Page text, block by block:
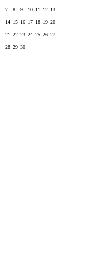
7 8 9 10 11 12 13
14 15 16 17 18 19 20
21 22 23 24 25 26 27
28 29 30